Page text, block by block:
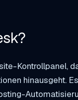
Kontrollpanel,
hinausgeht.